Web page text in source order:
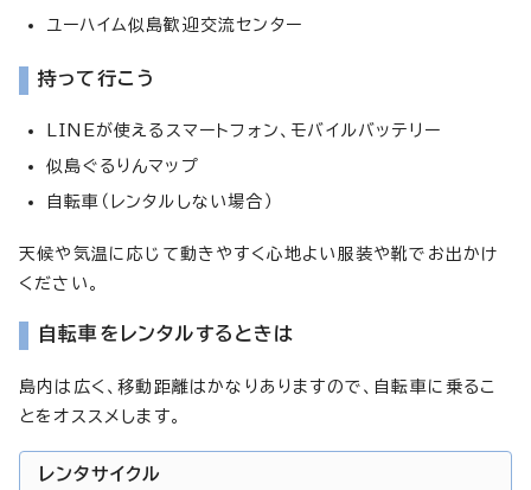
ユーハイム似島歓迎交流センター
持って行こう
LINEが使えるスマートフォン、モバイルバッテリー
似島ぐるりんマップ
自転車（レンタルしない場合）
天候や気温に応じて動きやすく心地よい服装や靴でお出かけ
ください。
自転車をレンタルするときは
島内は広く、移動距離はかなりありますので、自転車に乗るこ
とをオススメします。
レンタサイクル